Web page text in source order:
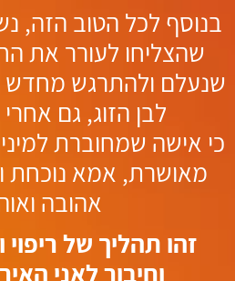
בנוסף לכל הטוב הזה,
שהצליחו לעורר את
שנעלם ולהתרגש מחדש
לבן הזוג, גם
כי אישה שמחוברת
מאושרת, אמא נוכחת
אהובה
זהו תהליך של
וחיבור לאני